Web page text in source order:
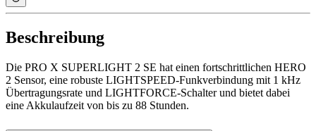
Beschreibung
Die PRO X SUPERLIGHT 2 SE hat einen fortschrittlichen HERO
2 Sensor, eine robuste LIGHTSPEED-Funkverbindung mit 1 kHz
Übertragungsrate und LIGHTFORCE-Schalter und bietet dabei
eine Akkulaufzeit von bis zu 88 Stunden.